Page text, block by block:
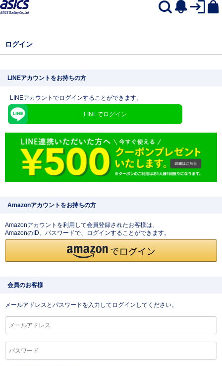
ログイン
LINEアカウントをお持ちの方
LINEアカウントでログインすることができます。
LINEでログイン
Amazonアカウントをお持ちの方
Amazonアカウントを利用して会員登録されたお客様は、
AmazonのID、パスワードで、ログインすることができます。
会員のお客様
メールアドレスとパスワードを入力してログインしてください。